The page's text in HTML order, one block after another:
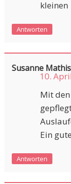
kleinen
Antworten
Susanne Mathis
10.
Mit
Ein
Antworten